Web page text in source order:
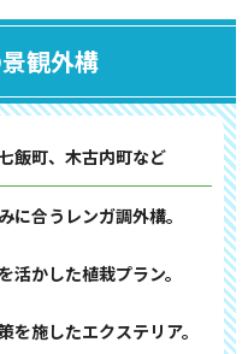
観外構
飯町、木古内町など
に合うレンガ調外構。
活かした植栽プラン。
を施したエクステリア。